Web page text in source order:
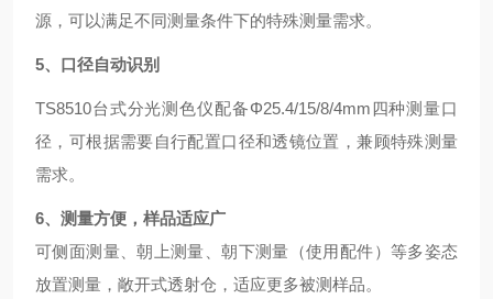
源，可以满足不同测量条件下的特殊测量需求。
5、 口径自动识别
TS8510台式分光测色仪配备Φ25.4/15/8/4mm四种测量口
径，可根据需要自行配置口径和透镜位置，兼顾特殊测量
需求。
6、 测量方便，样品适应广
可侧面测量、朝上测量、朝下测量（使用配件）等多姿态
放置测量，敞开式透射仓，适应更多被测样品。